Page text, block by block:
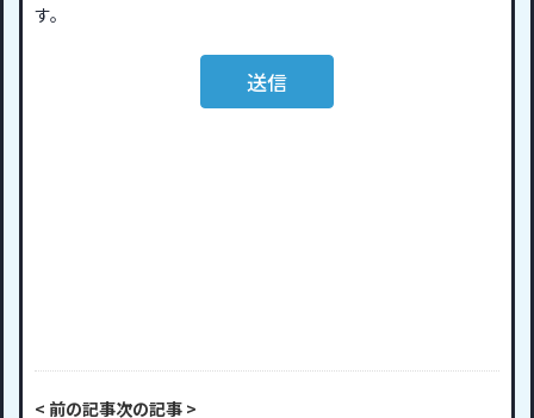
す。
< 前の記事次の記事 >